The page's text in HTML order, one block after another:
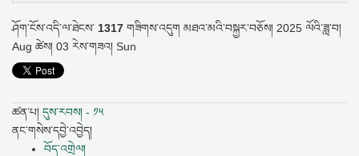
ཤོག་ངོས་འདི་ལ་ཐེངས་ 1317 གཟིགས་འདུག མཐའ་མའི་བསྐྱར་བཅོས། 2025 ལོའི་ཟླ་བ།
Aug ཚེས། 03 རེས་གཟའ། Sun
ཚན་པ། དུས་རབས། - ༡༥
ནང་གསེས་དབྱེ་འབྱེད།
བོད་འགྲེལ།